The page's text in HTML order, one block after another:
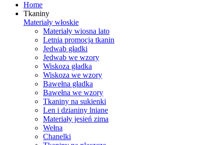
Home
Tkaniny
Materiały włoskie
Materiały wiosna lato
Letnia promocja tkanin
Jedwab gładki
Jedwab we wzory
Wiskoza gładka
Wiskoza we wzory
Bawełna gładka
Bawełna we wzory
Tkaniny na sukienki
Len i dzianiny lniane
Materiały jesień zima
Wełna
Chanelki